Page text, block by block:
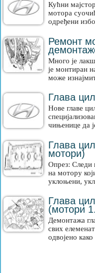
Кућни
мотора
одређени
Ремонт
Много је
је монтиран
може
Глава
Нове главе
чињенице да
Глава
мотори)
Опрез: Следи
на мотору
уклоњени,
Глава
(мотори
Демонтажа
свих
одвојено